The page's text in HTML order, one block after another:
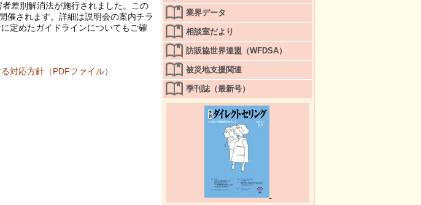
差別解消法が施行されました。この
催されます。詳細は説明会の案内チラ
定めたガイドラインについてもご確
対応方針（PDFファイル）
業界データ
相談室だより
訪販協世界連盟（WFDSA）
被災地支援関連
季刊誌（最新号）